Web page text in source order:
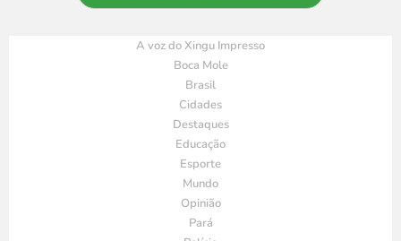
A voz do Xingu Impresso
Boca Mole
Brasil
Cidades
Destaques
Educação
Esporte
Mundo
Opinião
Pará